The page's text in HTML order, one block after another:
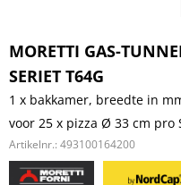
MORETTI GAS-
SERIET T64G
1 x bakkamer, breedte in
voor 25 x pizza Ø 33 cm pro
Artikelnr.: 493100164200